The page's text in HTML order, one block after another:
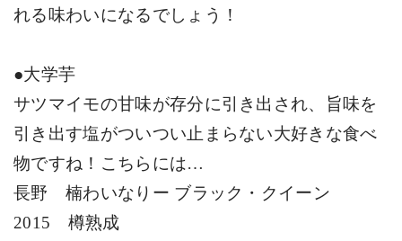
れる味わいになるでしょう！
●大学芋
サツマイモの甘味が存分に引き出され、旨味を
引き出す塩がついつい止まらない大好きな食べ
物ですね！こちらには…
長野 楠わいなりー ブラック・クイーン
2015 樽熟成